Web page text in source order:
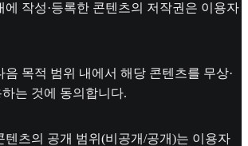
에 작성·등록한 콘텐츠의 저작권은 이용자
음 목적 범위 내에서 해당 콘텐츠를 무상·
는 것에 동의합니다.
텐츠의 공개 범위(비공개/공개)는 이용자